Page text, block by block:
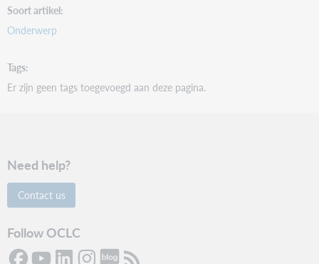
Soort artikel
Onderwerp
Tags
Er zijn geen tags toegevoegd aan deze pagina.
Need help?
Contact us
Follow OCLC